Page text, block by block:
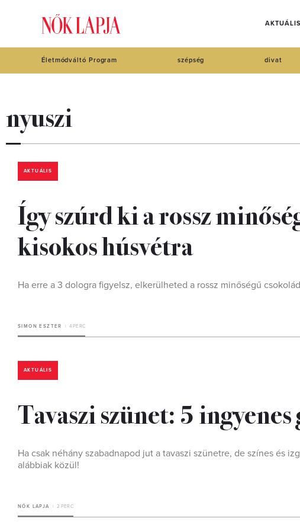
AKTUÁLIS
Életmódváltó Program szépség divat
nyuszi
AKTUÁLIS
Így szúrd ki a rossz
kisokos húsvétra
Ha erre a 3 dologra figyelsz, elkerülheted a rossz minőségű
SIMON ESZTER 4 PERC
AKTUÁLIS
Tavaszi szünet: 5
Ha csak néhány szabadnapod jut a tavaszi szünetre, de színes és
alábbiak közül!
NŐK LAPJA 2 PERC